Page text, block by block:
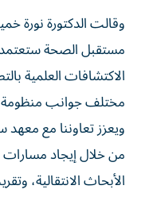
وقالت الدكتورة نورة
مستقبل الصحة
الاكتشافات العلمية
مختلف جوانب منظومة
ويعزز تعاوننا مع معهد
من خلال إيجاد مسارات
الأبحاث الانتقالية،